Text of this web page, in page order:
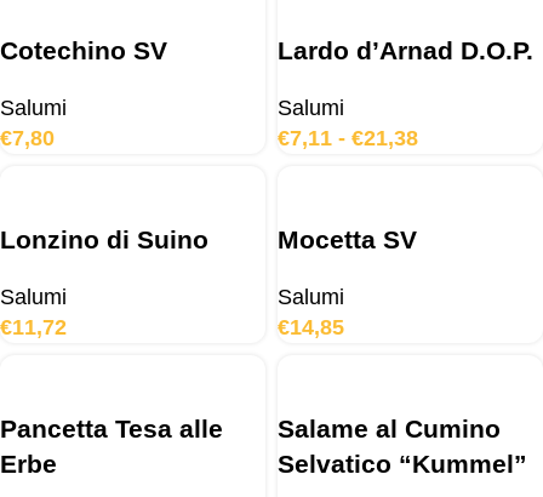
Cotechino SV
Salumi
€7,80
Lardo d’Arnad D.O.P.
Salumi
€7,11 - €21,38
Lonzino di Suino
Salumi
€11,72
Mocetta SV
Salumi
€14,85
Pancetta Tesa alle
Erbe
Salame al Cumino
Selvatico “Kummel”